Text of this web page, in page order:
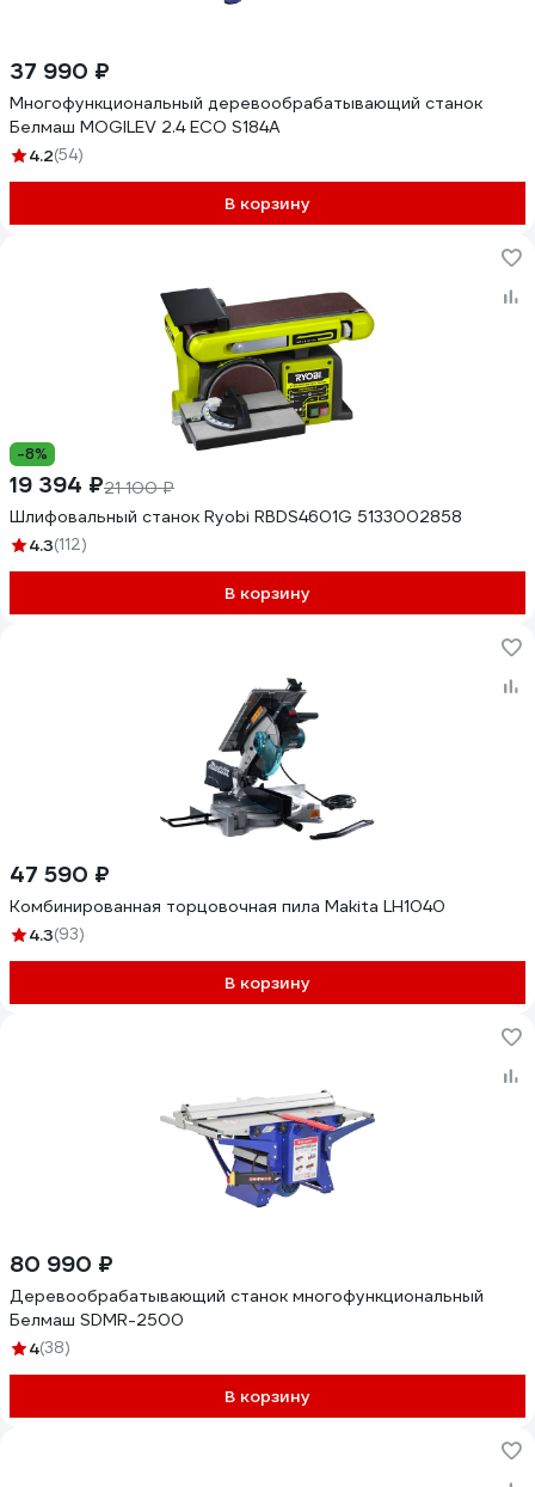
37 990 ₽
Многофункциональный деревообрабатывающий станок
Белмаш MOGILEV 2.4 ECO S184A
4.2(54)
В корзину
-8%
19 394 ₽21 100 ₽
Шлифовальный станок Ryobi RBDS4601G 5133002858
4.3(112)
В корзину
47 590 ₽
Комбинированная торцовочная пила Makita LH1040
4.3(93)
В корзину
80 990 ₽
Деревообрабатывающий станок многофункциональный
Белмаш SDMR-2500
4(38)
В корзину